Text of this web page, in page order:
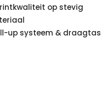
op stevig
up systeem & draagtas